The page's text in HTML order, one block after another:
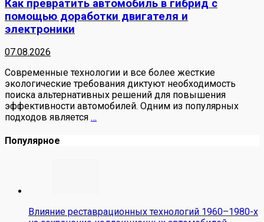
Как превратить автомобиль в гибрид с
помощью доработки двигателя и
электроники
07.08.2026
Современные технологии и все более жесткие
экологические требования диктуют необходимость
поиска альтернативных решений для повышения
эффективности автомобилей. Одним из популярных
подходов является …
Популярное
Влияние реставрационных технологий 1960–1980-х